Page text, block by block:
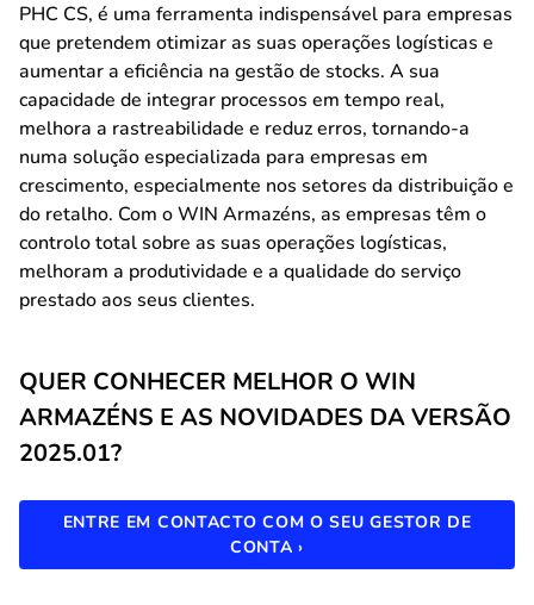
PHC CS, é uma ferramenta indispensável para empresas
que pretendem otimizar as suas operações logísticas e
aumentar a eficiência na gestão de stocks. A sua
capacidade de integrar processos em tempo real,
melhora a rastreabilidade e reduz erros, tornando-a
numa solução especializada para empresas em
crescimento, especialmente nos setores da distribuição e
do retalho. Com o WIN Armazéns, as empresas têm o
controlo total sobre as suas operações logísticas,
melhoram a produtividade e a qualidade do serviço
prestado aos seus clientes.
QUER CONHECER MELHOR O WIN
ARMAZÉNS E AS NOVIDADES DA VERSÃO
2025.01?
ENTRE EM CONTACTO COM O SEU GESTOR DE
CONTA